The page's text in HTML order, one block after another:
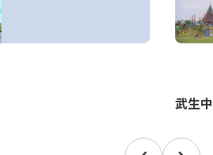
武生